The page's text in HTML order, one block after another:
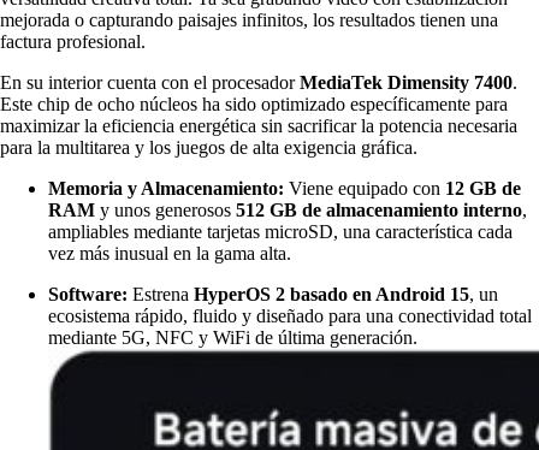
mejorada o capturando paisajes infinitos, los resultados tienen una
factura profesional.
En su interior cuenta con el procesadorMediaTek Dimensity 7400.
Este chip de ocho núcleos ha sido optimizado específicamente para
maximizar la eficiencia energética sin sacrificar la potencia necesaria
para la multitarea y los juegos de alta exigencia gráfica.
Memoria y Almacenamiento: Viene equipado con 12 GB de
RAM y unos generosos 512 GB de almacenamiento interno,
ampliables mediante tarjetas microSD, una característica cada
vez más inusual en la gama alta.
Software: Estrena HyperOS 2 basado en Android 15, un
ecosistema rápido, fluido y diseñado para una conectividad total
mediante 5G, NFC y WiFi de última generación.